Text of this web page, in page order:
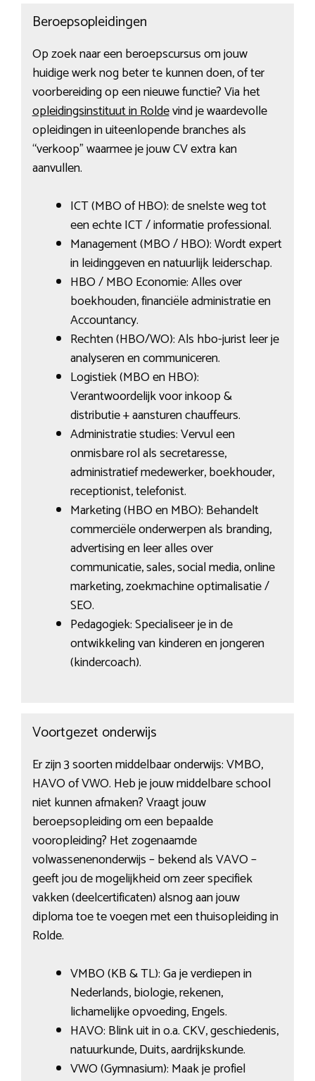
Beroepsopleidingen
Op zoek naar een beroepscursus om jouw
huidige werk nog beter te kunnen doen, of ter
voorbereiding op een nieuwe functie? Via het
opleidingsinstituut in Roldevind je waardevolle
opleidingen in uiteenlopende branches als
“verkoop” waarmee je jouw CV extra kan
aanvullen.
ICT (MBO of HBO): de snelste weg tot
een echte ICT / informatie professional.
Management (MBO / HBO): Wordt expert
in leidinggeven en natuurlijk leiderschap.
HBO / MBO Economie: Alles over
boekhouden, financiële administratie en
Accountancy.
Rechten (HBO/WO): Als hbo-jurist leer je
analyseren en communiceren.
Logistiek (MBO en HBO):
Verantwoordelijk voor inkoop &
distributie + aansturen chauffeurs.
Administratie studies: Vervul een
onmisbare rol als secretaresse,
administratief medewerker, boekhouder,
receptionist, telefonist.
Marketing (HBO en MBO): Behandelt
commerciële onderwerpen als branding,
advertising en leer alles over
communicatie, sales, social media, online
marketing, zoekmachine optimalisatie /
SEO.
Pedagogiek: Specialiseer je in de
ontwikkeling van kinderen en jongeren
(kindercoach).
Voortgezet onderwijs
Er zijn 3 soorten middelbaar onderwijs: VMBO,
HAVO of VWO. Heb je jouw middelbare school
niet kunnen afmaken? Vraagt jouw
beroepsopleiding om een bepaalde
vooropleiding? Het zogenaamde
volwassenenonderwijs – bekend als VAVO –
geeft jou de mogelijkheid om zeer specifiek
vakken (deelcertificaten) alsnog aan jouw
diploma toe te voegen met een thuisopleiding in
Rolde.
VMBO (KB & TL): Ga je verdiepen in
Nederlands, biologie, rekenen,
lichamelijke opvoeding, Engels.
HAVO: Blink uit in o.a. CKV, geschiedenis,
natuurkunde, Duits, aardrijkskunde.
VWO (Gymnasium): Maak je profiel